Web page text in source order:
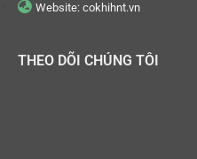
Website: cokhihnt.vn
THEO DÕI CHÚNG TÔI